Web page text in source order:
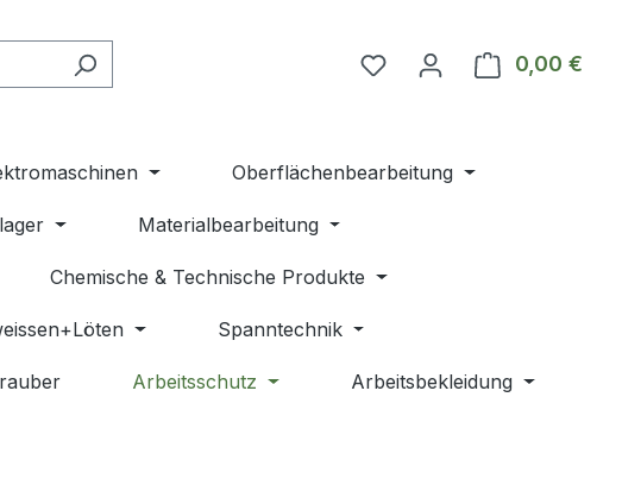
Du hast 0 Produkte auf
0,00 €
Oberflächenbearbeitung
Materialbearbeitung
Chemische & Technische Produkte
Spanntechnik
Arbeitsschutz Arbeitsbekleidung